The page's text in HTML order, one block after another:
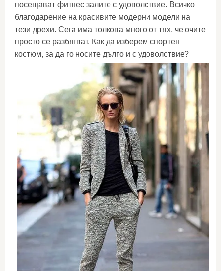
посещават фитнес залите с удоволствие. Всичко
благодарение на красивите модерни модели на
тези дрехи. Сега има толкова много от тях, че очите
просто се разбягват. Как да изберем спортен
костюм, за да го носите дълго и с удоволствие?